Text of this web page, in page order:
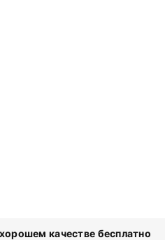
качестве бесплатно